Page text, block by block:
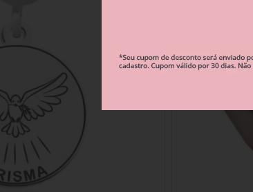
Berloque Verão